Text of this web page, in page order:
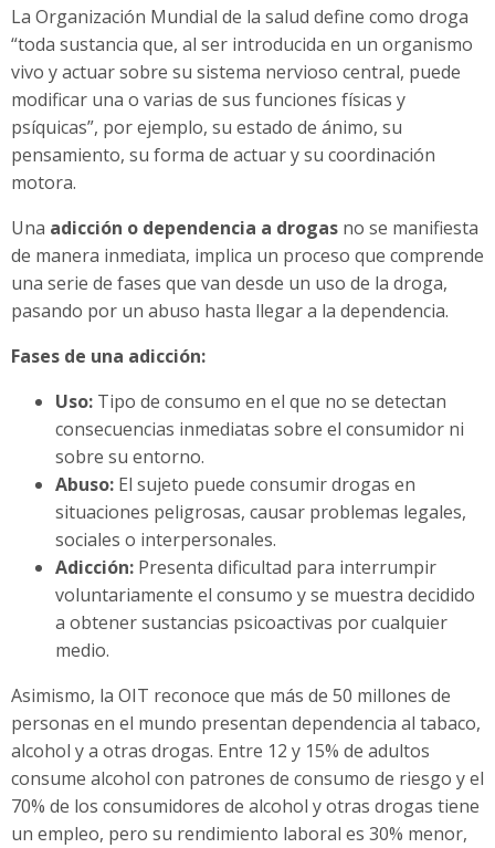
La Organización Mundial de la salud define como droga
“toda sustancia que, al ser introducida en un organismo
vivo y actuar sobre su sistema nervioso central, puede
modificar una o varias de sus funciones físicas y
psíquicas”, por ejemplo, su estado de ánimo, su
pensamiento, su forma de actuar y su coordinación
motora.
Una adicción o dependencia a drogas no se manifiesta
de manera inmediata, implica un proceso que comprende
una serie de fases que van desde un uso de la droga,
pasando por un abuso hasta llegar a la dependencia.
Fases de una adicción:
Uso: Tipo de consumo en el que no se detectan
consecuencias inmediatas sobre el consumidor ni
sobre su entorno.
Abuso: El sujeto puede consumir drogas en
situaciones peligrosas, causar problemas legales,
sociales o interpersonales.
Adicción: Presenta dificultad para interrumpir
voluntariamente el consumo y se muestra decidido
a obtener sustancias psicoactivas por cualquier
medio.
Asimismo, la OIT reconoce que más de 50 millones de
personas en el mundo presentan dependencia al tabaco,
alcohol y a otras drogas. Entre 12 y 15% de adultos
consume alcohol con patrones de consumo de riesgo y el
70% de los consumidores de alcohol y otras drogas tiene
un empleo, pero su rendimiento laboral es 30% menor,